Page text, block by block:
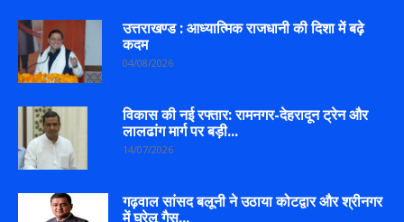
उत्तराखण्ड : आध्यात्मिक राजधानी की दिशा में बढ़े
कदम
04/08/2026
विकास की नई रफ्तार: रामनगर-देहरादून ट्रेन और
लालढांग मार्ग पर बड़ी...
14/07/2026
गढ़वाल सांसद बलूनी ने उठाया कोटद्वार और श्रीनगर
में घरेलू गैस...